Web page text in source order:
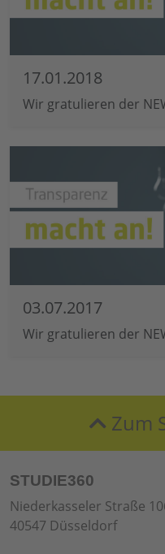
17.01.2018
Wir gratulieren der
03.07.2017
Wir gratulieren der
Zum
STUDIE360
Niederkasseler Straße
40547 Düsseldorf